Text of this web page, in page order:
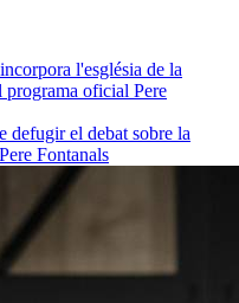
l'església de la
programa oficial Pere
defugir el debat sobre la
Pere Fontanals